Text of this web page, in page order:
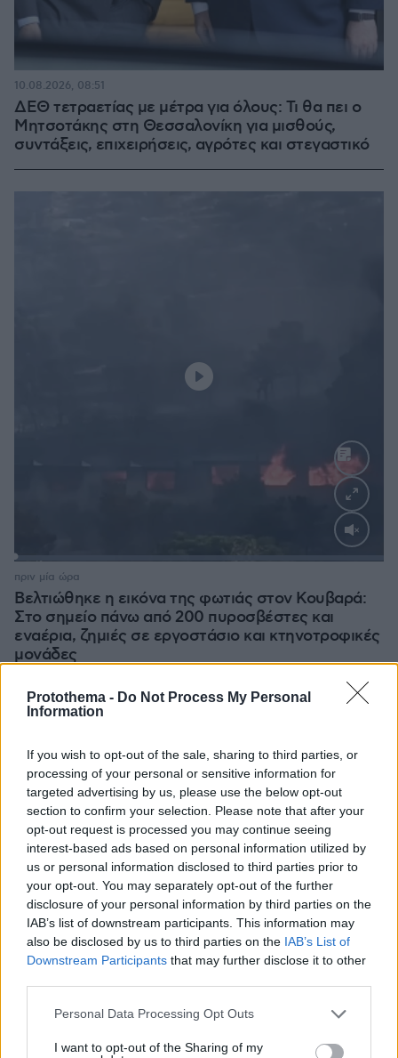
Protothema - Do Not Process My Personal
Information
If you wish to opt-out of the sale, sharing to third parties, or
processing of your personal or sensitive information for
targeted advertising by us, please use the below opt-out
section to confirm your selection. Please note that after your
opt-out request is processed you may continue seeing
interest-based ads based on personal information utilized by
us or personal information disclosed to third parties prior to
your opt-out. You may separately opt-out of the further
disclosure of your personal information by third parties on the
IAB’s list of downstream participants. This information may
also be disclosed by us to third parties on the IAB’s List of
Downstream Participants that may further disclose it to other
Please note that this website/app uses one or more Google
not limited to your visit or usage behaviour. You may click to
Personal Data Processing Opt Outs
I want to opt-out of the Sharing of my
ΔΕΘ τετραετίας με μέτρα για όλους: Τι θα πει ο
Μητσοτάκης στη Θεσσαλονίκη για μισθούς,
συντάξεις, επιχειρήσεις, αγρότες και στεγαστικό
10.08.2026, 08:51
Loaded
Βελτιώθηκε η εικόνα της φωτιάς στον Κουβαρά:
Στο σημείο πάνω από 200 πυροσβέστες και
εναέρια, ζημιές σε εργοστάσιο και κτηνοτροφικές
μονάδες
πριν μία ώρα